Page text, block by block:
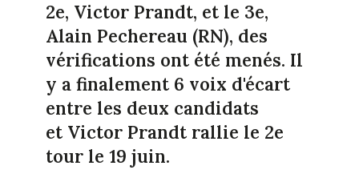
2e, Victor Prandt, et le 3e,
Alain Pechereau (RN), des
vérifications ont été menés. Il
y a finalement 6 voix d'écart
entre les deux candidats
et Victor Prandt rallie le 2e
tour le 19 juin.